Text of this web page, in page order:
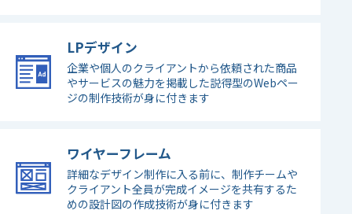
LPデザイン
企業や個人のクライアントから依頼された商品
やサービスの魅力を掲載した説得型のWebペー
ジの制作技術が身に付きます
ワイヤーフレーム
詳細なデザイン制作に入る前に、制作チームや
クライアント全員が完成イメージを共有するた
めの設計図の作成技術が身に付きます